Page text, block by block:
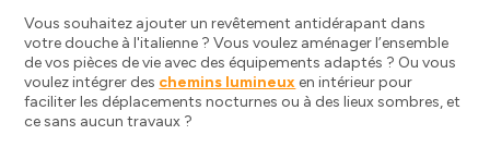
Vous souhaitez ajouter un revêtement antidérapant dans
votre douche à l'italienne ? Vous voulez aménager l’ensemble
de vos pièces de vie avec des équipements adaptés ? Ou vous
voulez intégrer des chemins lumineux en intérieur pour
faciliter les déplacements nocturnes ou à des lieux sombres, et
ce sans aucun travaux ?